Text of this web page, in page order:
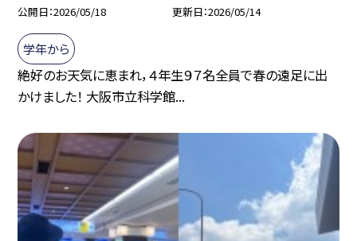
公開日 2026/05/18 更新日 2026/05/14
学年から
絶好のお天気に恵まれ，４年生９７名全員で春の遠足に出
かけました！ 大阪市立科学館...